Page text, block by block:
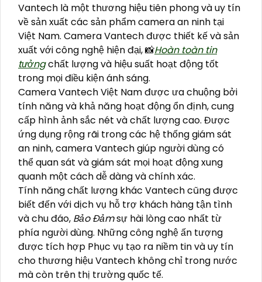
Vantech là một thương hiệu tiên phong và uy tín
về sản xuất các sản phẩm camera an ninh tại
Việt Nam. Camera Vantech được thiết kế và sản
xuất với công nghệ hiện đại, 📸Hoàn toàn tin
tưởngchất lượng và hiệu suất hoạt động tốt
trong mọi điều kiện ánh sáng.
Camera Vantech Việt Nam được ưa chuộng bởi
tính năng và khả năng hoạt động ổn định, cung
cấp hình ảnh sắc nét và chất lượng cao. Được
ứng dụng rộng rãi trong các hệ thống giám sát
an ninh, camera Vantech giúp người dùng có
thể quan sát và giám sát mọi hoạt động xung
quanh một cách dễ dàng và chính xác.
Tính năng chất lượng khác Vantech cũng được
biết đến với dịch vụ hỗ trợ khách hàng tận tình
và chu đáo, Bảo Đảmsự hài lòng cao nhất từ
phía người dùng. Những công nghệ ấn tượng
được tích hợp Phục vụ tạo ra niềm tin và uy tín
cho thương hiệu Vantech không chỉ trong nước
mà còn trên thị trường quốc tế.